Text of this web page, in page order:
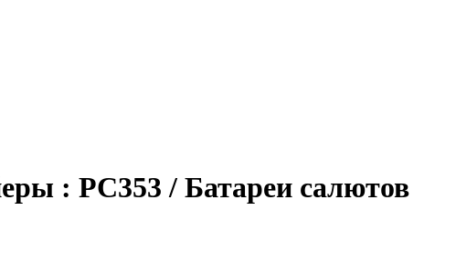
: РС353 / Батареи салютов